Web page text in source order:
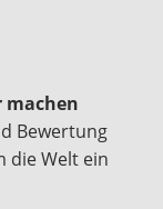
machen
Bewertung
die Welt ein